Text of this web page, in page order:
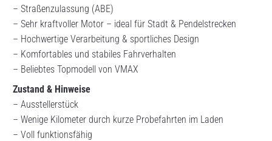
– Straßenzulassung (ABE)
– Sehr kraftvoller Motor – ideal für Stadt & Pendelstrecken
– Hochwertige Verarbeitung & sportliches Design
– Komfortables und stabiles Fahrverhalten
– Beliebtes Topmodell von VMAX
Zustand & Hinweise
– Ausstellerstück
– Wenige Kilometer durch kurze Probefahrten im Laden
– Voll funktionsfähig